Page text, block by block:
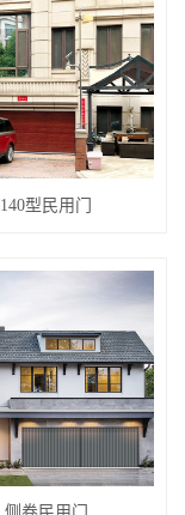
140型民用门